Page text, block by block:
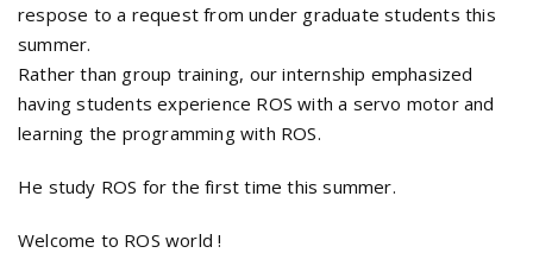
respose to a request from under graduate students this
summer.
Rather than group training, our internship emphasized
having students experience ROS with a servo motor and
learning the programming with ROS.
He study ROS for the first time this summer.
Welcome to ROS world !